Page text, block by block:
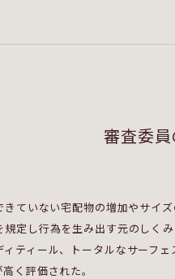
審査委
ていない宅配物の増加やサイ
定し行為を生み出す元のしく
ティール、トータルなサーフ
く評価された。